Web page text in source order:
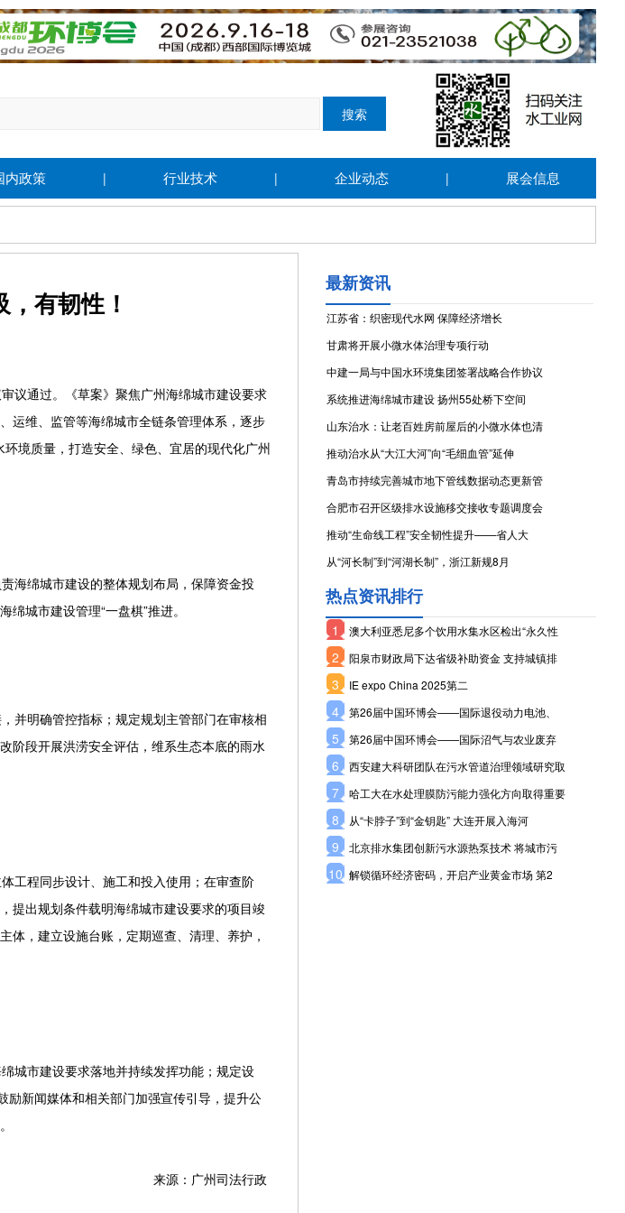
内政策 | 行业技术 | 企业动态 | 展会信息
有韧性！
议通过。《草案》聚焦广州海绵城市建设要求
运维、监管等海绵城市全链条管理体系，逐步
境质量，打造安全、绿色、宜居的现代化广州
海绵城市建设的整体规划布局，保障资金投
城市建设管理“一盘棋”推进。
并明确管控指标；规定规划主管部门在审核相
阶段开展洪涝安全评估，维系生态本底的雨水
工程同步设计、施工和投入使用；在审查阶
提出规划条件载明海绵城市建设要求的项目竣
，建立设施台账，定期巡查、清理、养护，
城市建设要求落地并持续发挥功能；规定设
励新闻媒体和相关部门加强宣传引导，提升公
来源：广州司法行政
最新资讯
江苏省：织密现代水网 保障经济增长
甘肃将开展小微水体治理专项行动
中建一局与中国水环境集团签署战略合作协议
系统推进海绵城市建设 扬州55处桥下空间
山东治水：让老百姓房前屋后的小微水体也清
推动治水从“大江大河”向“毛细血管”延伸
青岛市持续完善城市地下管线数据动态更新管
合肥市召开区级排水设施移交接收专题调度会
推动“生命线工程”安全韧性提升——省人大
从“河长制”到“河湖长制”，浙江新规8月
热点资讯排行
1 澳大利亚悉尼多个饮用水集水区检出“永久性
2 阳泉市财政局下达省级补助资金 支持城镇排
3 IE expo China 2025第二
4 第26届中国环博会——国际退役动力电池、
5 第26届中国环博会——国际沼气与农业废弃
6 西安建大科研团队在污水管道治理领域研究取
7 哈工大在水处理膜防污能力强化方向取得重要
8 从“卡脖子”到“金钥匙” 大连开展入海河
9 北京排水集团创新污水源热泵技术 将城市污
10 解锁循环经济密码，开启产业黄金市场 第2